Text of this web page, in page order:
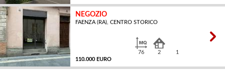
NEGOZIO
FAENZA (RA), CENTRO STORICO
110.000 EURO
76 2 1